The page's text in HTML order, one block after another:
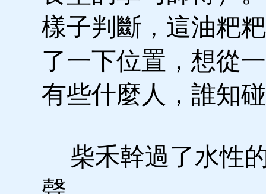
樣子判斷，這油粑
了一下位置，想從
有些什麼人，誰知
柴禾幹過了水性